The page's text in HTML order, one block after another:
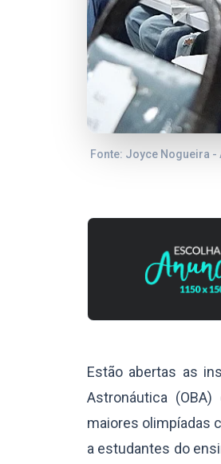
Fonte: Joyce Nogueira
Estão abertas as
Astronáutica
maiores olimpíadas
a estudantes do